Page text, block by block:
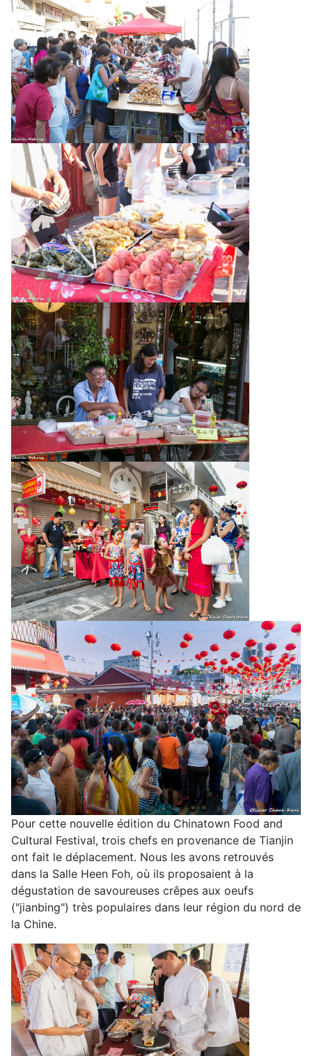
Pour cette nouvelle édition du Chinatown Food and
Cultural Festival, trois chefs en provenance de Tianjin
ont fait le déplacement. Nous les avons retrouvés
dans la Salle Heen Foh, où ils proposaient à la
dégustation de savoureuses crêpes aux oeufs
("jianbing") très populaires dans leur région du nord de
la Chine.